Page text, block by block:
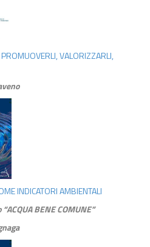
PROMUOVERLI, VALORIZZARLI,
INDICATORI AMBIENTALI
BENE COMUNE”